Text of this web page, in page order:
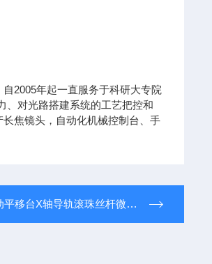
2005年起一直服务于科研大专院
、对光路搭建系统的工艺把控和
焦镜头，自动化机械控制台、手
移台X轴导轨滚珠丝杆微调滑台